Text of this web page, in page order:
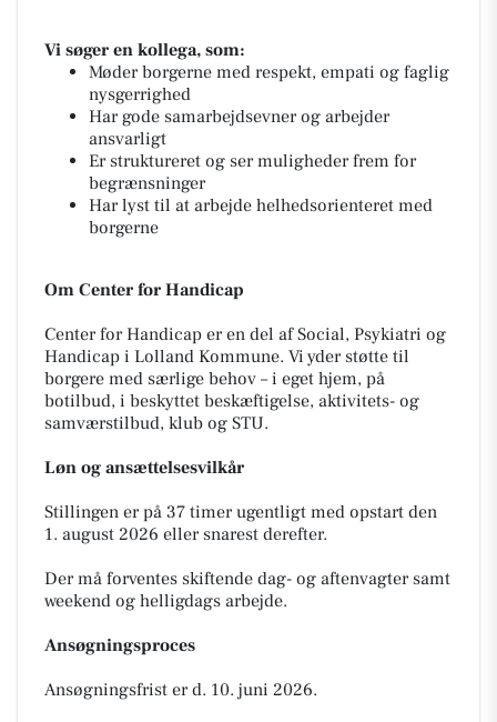
Vi søger en kollega, som:
Møder borgerne med respekt, empati og faglig
nysgerrighed
Har gode samarbejdsevner og arbejder
ansvarligt
Er struktureret og ser muligheder frem for
begrænsninger
Har lyst til at arbejde helhedsorienteret med
borgerne
Om Center for Handicap
Center for Handicap er en del af Social, Psykiatri og
Handicap i Lolland Kommune. Vi yder støtte til
borgere med særlige behov – i eget hjem, på
botilbud, i beskyttet beskæftigelse, aktivitets- og
samværstilbud, klub og STU.
Løn og ansættelsesvilkår
Stillingen er på 37 timer ugentligt med opstart den
1. august 2026 eller snarest derefter.
Der må forventes skiftende dag- og aftenvagter samt
weekend og helligdags arbejde.
Ansøgningsproces
Ansøgningsfrist er d. 10. juni 2026.